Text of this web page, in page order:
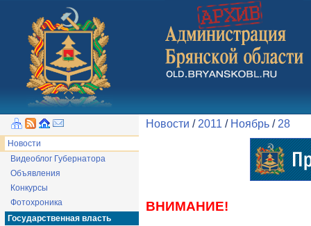
Новости
Видеоблог Губернатора
Объявления
Конкурсы
Фотохроника
Государственная власть
Новости / 2011 / Ноябрь / 28
ВНИМАНИЕ!